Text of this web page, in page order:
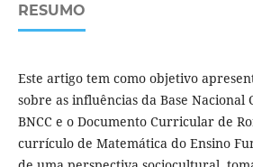
RESUMO
Este artigo tem como objetivo
sobre as influências da Base
BNCC e o Documento Curricular de
currículo de Matemática do Ensino